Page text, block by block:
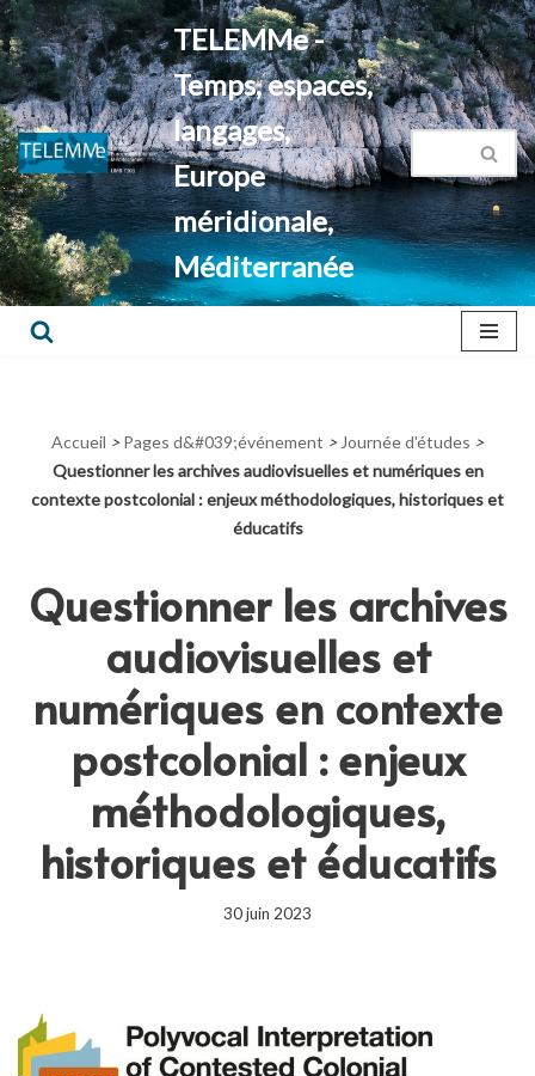
Aller
au
contenu
TELEMMe -
Temps, espaces,
langages,
Europe
méridionale,
Méditerranée
Accueil > Pages d&#039;événement > Journée d'études >
Questionner les archives audiovisuelles et numériques en
contexte postcolonial : enjeux méthodologiques, historiques et
éducatifs
Questionner les archives
audiovisuelles et
numériques en contexte
postcolonial : enjeux
méthodologiques,
historiques et éducatifs
30 juin 2023